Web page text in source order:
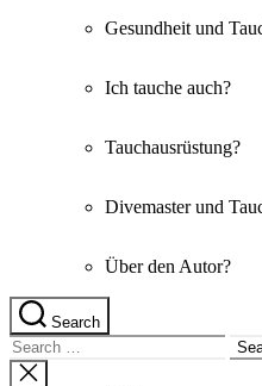
Gesundheit und
Ich tauche auch?
Tauchausrüstung?
Divemaster und
Über den Autor?
Search
Search
for:
Close